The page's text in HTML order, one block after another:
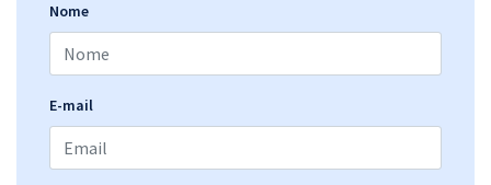
Nome
E-mail